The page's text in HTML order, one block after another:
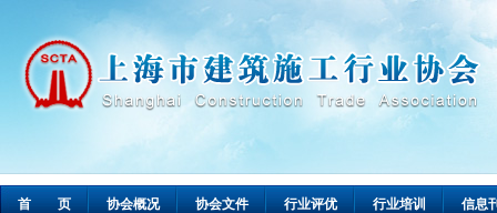
首 页 协会概况 协会文件 行业评优 行业培训 信息